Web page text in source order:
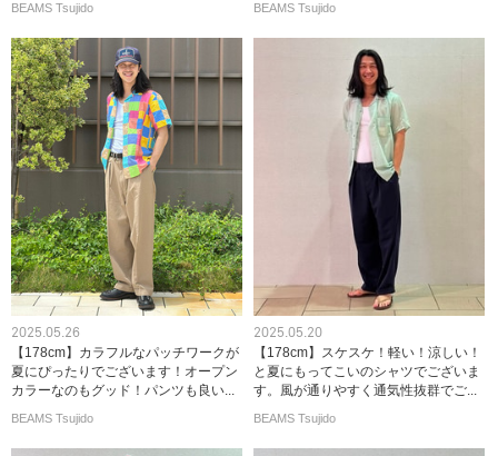
BEAMS Tsujido BEAMS Tsujido
2025.05.26
【178cm】カラフルなパッチワークが
夏にぴったりでございます！オープン
カラーなのもグッド！パンツも良い...
BEAMS Tsujido
2025.05.20
【178cm】スケスケ！軽い！涼しい！
と夏にもってこいのシャツでございま
す。風が通りやすく通気性抜群でご...
BEAMS Tsujido